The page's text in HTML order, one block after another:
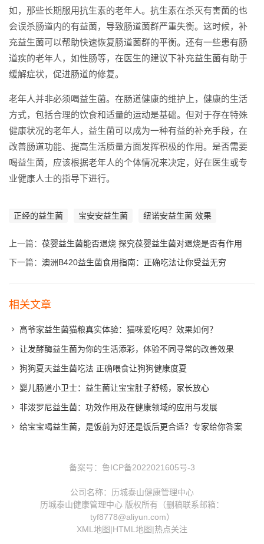
如，那些长期服用抗生素的老年人。抗生素在杀灭有害菌的也
会误杀肠道内的有益菌，导致肠道菌群严重失衡。这时候，补
充益生菌可以帮助快速恢复肠道菌群的平衡。还有一些患有肠
道疾的老年人，如性肠等，在医生的建议下补充益生菌有助于
缓解症状，促进肠道的修复。
老年人并非必须喝益生菌。在肠道健康的维护上，健康的生活
方式，包括合理的饮食和适量的运动是基础。但对于存在特殊
健康状况的老年人，益生菌可以成为一种有益的补充手段，在
改善肠道功能、提高生活质量方面发挥积极的作用。是否需要
喝益生菌，应该根据老年人的个体情况来决定，好在医生或专
业健康人士的指导下进行。
正经的益生菌 宝安安益生菌 纽诺安益生菌 效果
上一篇： 葆婴益生菌能否退烧 探究葆婴益生菌对退烧是否有作用
下一篇： 澳洲B420益生菌食用指南：正确吃法让你受益无穷
相关文章
高爷家益生菌猫粮真实体验：猫咪爱吃吗？效果如何？
让发酵酶益生菌为你的生活添彩，体验不同寻常的改善效果
狗狗夏天益生菌吃法 正确喂食让狗狗健康度夏
婴儿肠道小卫士：益生菌让宝宝肚子舒畅，家长放心
非泼罗尼益生菌：功效作用及在健康领域的应用与发展
给宝宝喝益生菌，是饭前为好还是饭后更合适？专家给你答案
备案号： 鲁ICP备2022021605号-3
公司名称：历城泰山健康管理中心
历城泰山健康管理中心 版权所有（删稿联系邮箱：
tyf8778@aliyun.com）
XML地图|HTML地图|热点关注